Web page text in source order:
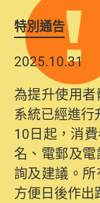
特別通告
2025.10.31
為提升使用
系統已經進行
10日起，消
名、電郵及
詢及建議。
方便日後作出